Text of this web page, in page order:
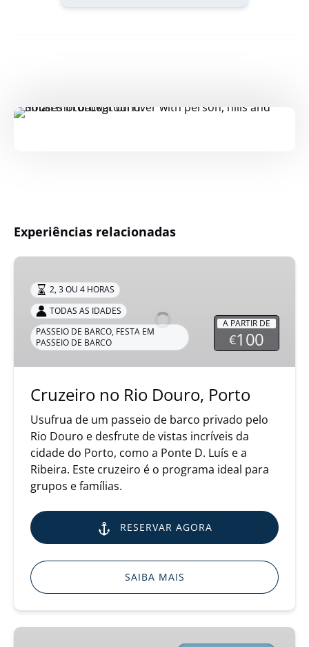
Experiências relacionadas
Cruzeiro
Douro,
Porto
A PARTIR DE
€100
2, 3 OU 4 HORAS
TODAS AS IDADES
PASSEIO DE BARCO, FESTA EM
PASSEIO DE BARCO
Cruzeiro no Rio Douro, Porto
Usufrua de um passeio de barco privado pelo
Rio Douro e desfrute de vistas incríveis da
cidade do Porto, como a Ponte D. Luís e a
Ribeira. Este cruzeiro é o programa ideal para
grupos e famílias.
RESERVAR AGORA
SAIBA MAIS
Despedida